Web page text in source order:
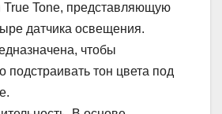
True Tone, представляющую
датчика освещения.
чтобы
подстраивать тон цвета под